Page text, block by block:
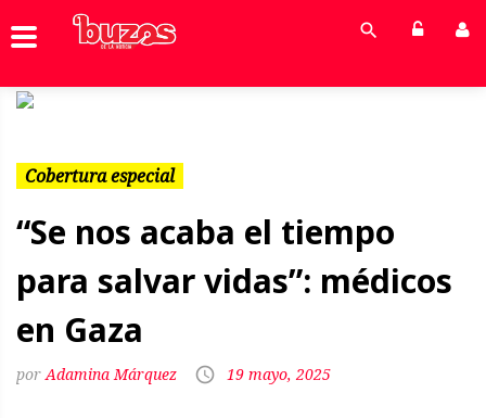
Cobertura especial
“Se nos acaba el tiempo
para salvar vidas”: médicos
en Gaza
Adamina Márquez 19 mayo, 2025